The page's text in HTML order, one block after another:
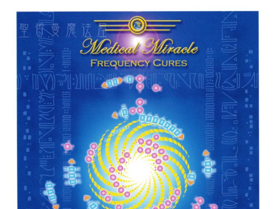
全家取貨付款
每筆NT$80，滿NT$3,000(含以上)免運費
7-11取貨付款
每筆NT$80，滿NT$3,000(含以上)免運費
賣家宅配幫您送（台灣）
每筆NT$80，滿NT$3,000(含以上)免運費
郵局幫你送（離島）
每筆NT$80，滿NT$3,000(含以上)免運費
付款後門市自取
免運費